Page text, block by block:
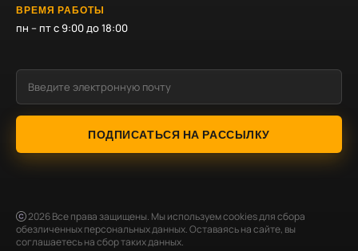
ВРЕМЯ РАБОТЫ
пн – пт с 9:00 до 18:00
ПОДПИСАТЬСЯ НА РАССЫЛКУ
2026Все права защищены. Мы используем cookies для сбора
обезличенных персональных данных. Оставаясь на сайте, вы
соглашаетесь на сбор таких данных.